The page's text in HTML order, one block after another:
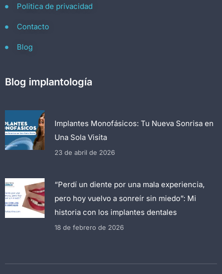
Politica de privacidad
Contacto
Blog
Blog implantología
Implantes Monofásicos: Tu Nueva Sonrisa en
Una Sola Visita
23 de abril de 2026
“Perdí un diente por una mala experiencia,
pero hoy vuelvo a sonreír sin miedo”: Mi
historia con los implantes dentales
18 de febrero de 2026